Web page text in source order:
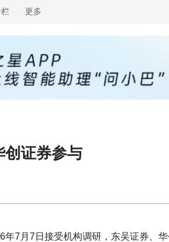
更多
创证券参与
7月7日接受机构调研，东吴证券、